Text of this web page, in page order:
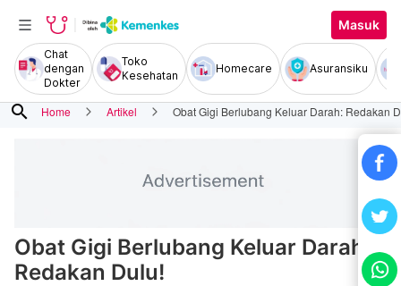
Masuk
Chat
dengan
Dokter
Toko
Kesehatan
Homecare Asuransiku
search Home Artikel Obat Gigi Berlubang Keluar Darah: Redakan
Obat Gigi Berlubang Keluar Darah:
Redakan Dulu!